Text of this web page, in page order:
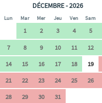
DÉCEMBRE - 2026
Lun Mar Mer Jeu Ven Sam
1 2 3 4 5
7
8 9 10 11 12
14
15 16 17 18 19
21
22 23 24 25 26
28
29 30 31